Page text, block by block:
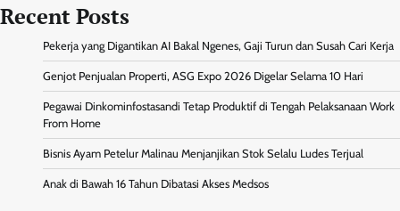
Recent Posts
Pekerja yang Digantikan AI Bakal Ngenes, Gaji Turun dan Susah Cari Kerja
Genjot Penjualan Properti, ASG Expo 2026 Digelar Selama 10 Hari
Pegawai Dinkominfostasandi Tetap Produktif di Tengah Pelaksanaan Work
From Home
Bisnis Ayam Petelur Malinau Menjanjikan Stok Selalu Ludes Terjual
Anak di Bawah 16 Tahun Dibatasi Akses Medsos